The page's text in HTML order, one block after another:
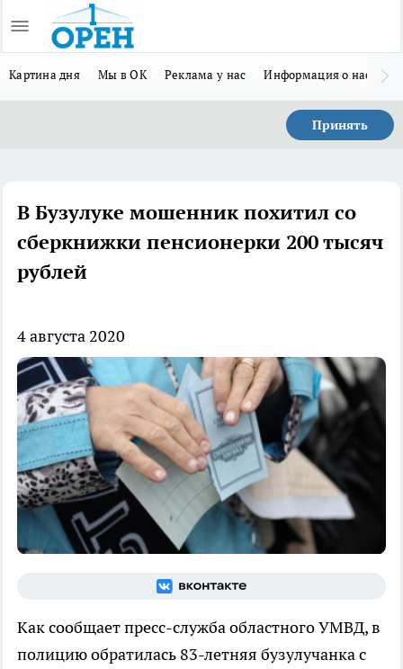
Картина дня Мы в ОК Реклама у нас Информация о нас
Принять
В Бузулуке мошенник похитил со
сберкнижки пенсионерки 200 тысяч
рублей
4 августа 2020
Как сообщает пресс-служба областного УМВД, в
полицию обратилась 83-летняя бузулучанка с